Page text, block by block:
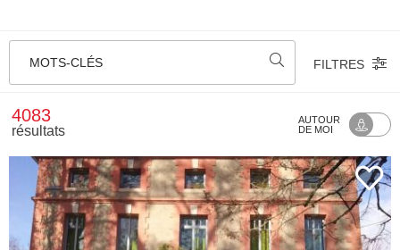
MOTS-CLÉS FILTRES
4083
résultats
AUTOUR
DE MOI